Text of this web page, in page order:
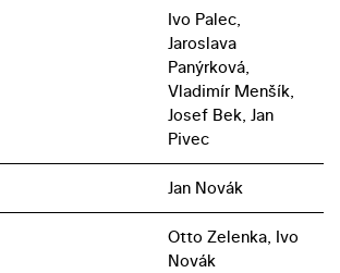
Ivo Palec,
Jaroslava
Panýrková,
Vladimír Menšík,
Josef Bek, Jan
Pivec
Jan Novák
Otto Zelenka, Ivo
Novák